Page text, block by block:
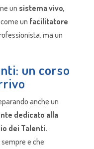
un sistema vivo,
un facilitatore
ma un
un corso
anche un
dedicato alla
dei Talenti.
e che